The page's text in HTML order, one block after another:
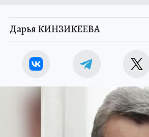
Дарья КИНЗИКЕЕВА